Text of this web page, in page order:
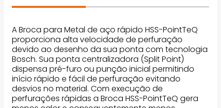
A Broca para Metal de aço rápido HSS-PointTeQ
proporciona alta velocidade de perfuração
devido ao desenho da sua ponta com tecnologia
Bosch. Sua ponta centralizadora (Split Point)
dispensa pré-furo ou punção inicial permitindo
início rápido e fácil de perfuração evitando
desvios no material. Com execução de
perfurações rápidas a Broca HSS-PointTeQ gera